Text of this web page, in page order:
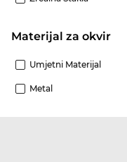
materijal za okvir
Umjetni Materijal
Metal